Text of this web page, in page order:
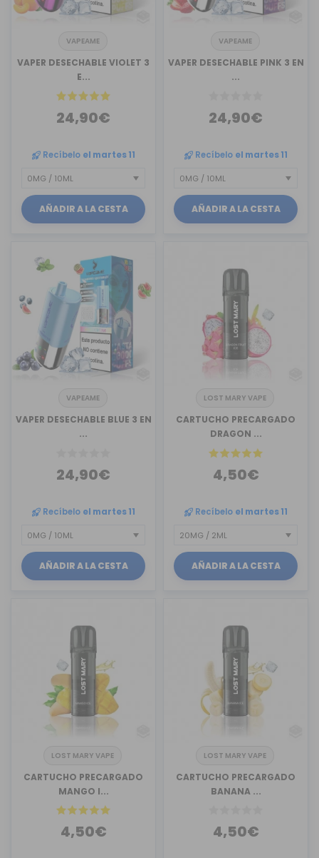
VAPEAME
VAPER DESECHABLE VIOLET 3
E...
24,90€
Recíbelo el martes 11
AÑADIR A LA CESTA
VAPEAME
VAPER DESECHABLE PINK 3 EN
...
24,90€
Recíbelo el martes 11
AÑADIR A LA CESTA
VAPEAME
VAPER DESECHABLE BLUE 3 EN
...
24,90€
Recíbelo el martes 11
AÑADIR A LA CESTA
LOST MARY VAPE
CARTUCHO PRECARGADO
DRAGON ...
4,50€
Recíbelo el martes 11
AÑADIR A LA CESTA
LOST MARY VAPE
CARTUCHO PRECARGADO
MANGO I...
4,50€
LOST MARY VAPE
CARTUCHO PRECARGADO
BANANA ...
4,50€